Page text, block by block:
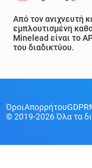
Από τον ανιχνευτή
εμπλουτισμένη
Minelead είναι το
του διαδικτύου.
ΌροιΑπορρήτουGDPR
© 2019-2026 Όλα τα